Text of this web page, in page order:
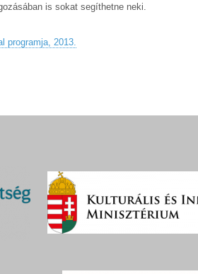
is sokat segíthetne neki.
programja, 2013.